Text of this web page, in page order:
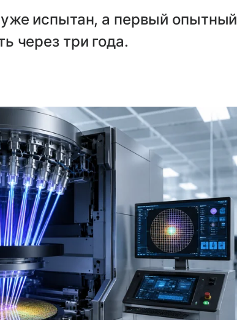
испытан, а первый опытный
через три года.